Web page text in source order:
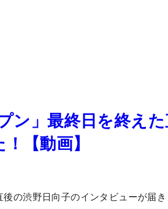
ン」最終日を終え
【動画】
の渋野日向子のインタビューが届き